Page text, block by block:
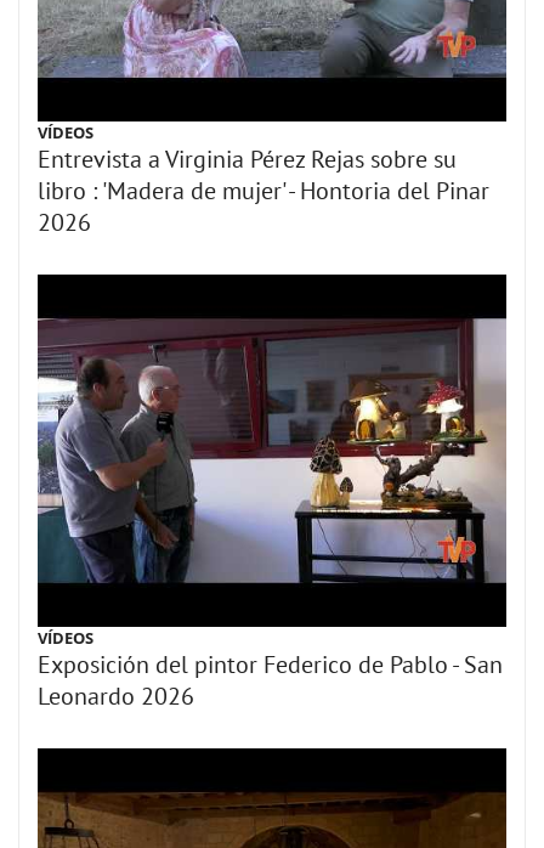
VÍDEOS
Entrevista a Virginia Pérez Rejas sobre su
libro : 'Madera de mujer' - Hontoria del Pinar
2026
VÍDEOS
Exposición del pintor Federico de Pablo - San
Leonardo 2026